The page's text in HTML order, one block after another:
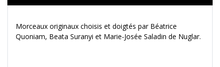
Morceaux originaux choisis et doigtés par Béatrice
Quoniam, Beata Suranyi et Marie-Josée Saladin de Nuglar.